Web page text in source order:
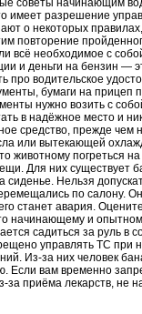
советы начинающим
имеет разрешение
о некоторых
повторение
всё необходимое с
и деньги на бензин —
про водительское
бумаги на прицеп
нужно возить с
в надёжное место и
средство, прежде чем
или вытекающей
животному погреться
Для них существует
сиденье. Нельзя
по салону.
станет авария.
начинающему и
садиться за руль в
управлять ТС при
Из-за них человек
Если вам временно
за приёма лекарств, не